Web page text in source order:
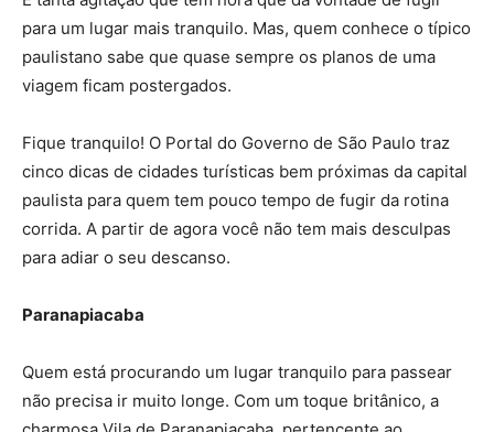
para um lugar mais tranquilo. Mas, quem conhece o típico
paulistano sabe que quase sempre os planos de uma
viagem ficam postergados.
Fique tranquilo! O Portal do Governo de São Paulo traz
cinco dicas de cidades turísticas bem próximas da capital
paulista para quem tem pouco tempo de fugir da rotina
corrida. A partir de agora você não tem mais desculpas
para adiar o seu descanso.
Paranapiacaba
Quem está procurando um lugar tranquilo para passear
não precisa ir muito longe. Com um toque britânico, a